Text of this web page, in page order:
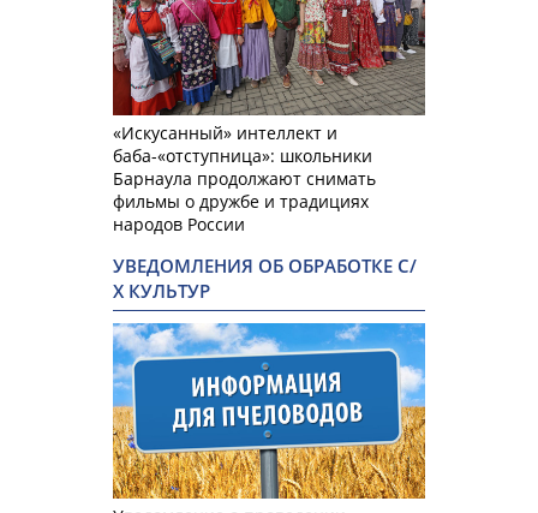
«Искусанный» интеллект и
баба-«отступница»: школьники
Барнаула продолжают снимать
фильмы о дружбе и традициях
народов России
УВЕДОМЛЕНИЯ ОБ ОБРАБОТКЕ С/
Х КУЛЬТУР